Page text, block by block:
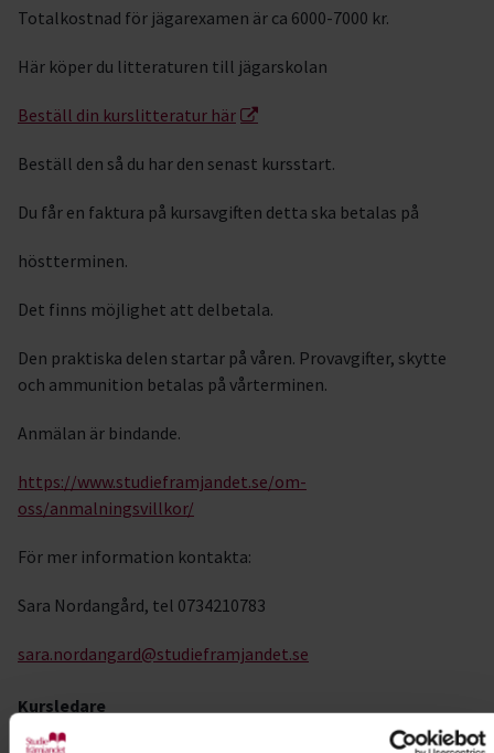
Totalkostnad för jägarexamen är ca 6000-7000 kr.
Här köper du litteraturen till jägarskolan
Beställ din kurslitteratur här
Beställ den så du har den senast kursstart.
Du får en faktura på kursavgiften detta ska betalas på
höstterminen.
Det finns möjlighet att delbetala.
Den praktiska delen startar på våren. Provavgifter, skytte
och ammunition betalas på vårterminen.
Anmälan är bindande.
https://www.studieframjandet.se/om-
oss/anmalningsvillkor/
För mer information kontakta:
Sara Nordangård, tel 0734210783
sara.nordangard@studieframjandet.se
Kursledare
Tobias Gustafsson